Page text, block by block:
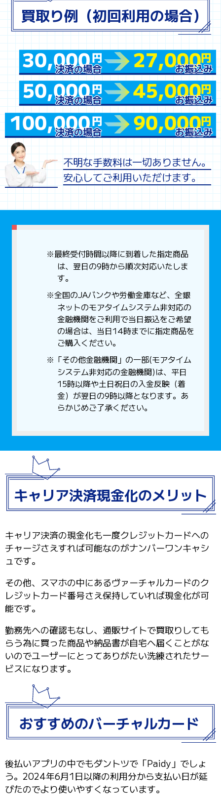
買取り例（初回利用の場合）
決済の場合
決済の場合 お振込み
お振込み
30,000 円 27,000円
50,000円 45,000円
100,000円 90,000円
不明な手数料は一切ありません。
安心してご利用いただけます。
※最終受付時間以降に到着した指定商品
は、翌日の9時から順次対応いたしま
す。
※全国のJAバンクや労働金庫など、全銀
ネットのモアタイムシステム非対応の
金融機関をご利用で当日振込をご希望
の場合は、当日14時までに指定商品を
ご購入ください。
※「その他金融機関」の一部(モアタイム
システム非対応の金融機関)は、平日
15時以降や土日祝日の入金反映（着
金）が翌日の9時以降となります。あ
らかじめご了承ください。
キャリア決済現金化のメリット
キャリア決済の現金化も一度クレジットカードへの
チャージさえすれば可能なのがナンバーワンキャシ
ュです。
その他、スマホの中にあるヴァーチャルカードのク
レジットカード番号さえ保持していれば現金化が可
能です。
勤務先への確認もなし、通販サイトで買取りしても
らう為に買った商品や納品書が自宅へ届くことがな
いのでユーザーにとってありがたい洗練されたサー
ビスになります。
おすすめのバーチャルカード
後払いアプリの中でもダントツで「Paidy」でしょ
う。2024年6月1日以降の利用分から支払い日が延
びたのでより使いやすくなっています。